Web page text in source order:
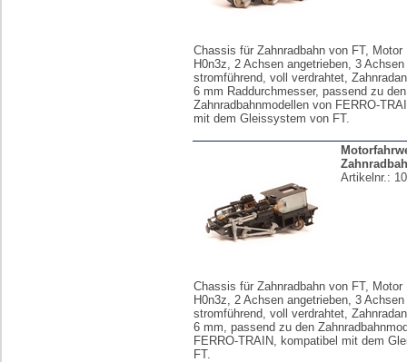
Chassis für Zahnradbahn von FT, Motor
H0n3z, 2 Achsen angetrieben, 3 Achsen
stromführend, voll verdrahtet,
6 mm Raddurchmesser, passend zu den
Zahnradbahnmodellen von FERRO-
mit dem Gleissystem von FT.
Artikelnr.:
Chassis für Zahnradbahn von FT, Motor
H0n3z, 2 Achsen angetrieben, 3 Achsen
stromführend, voll verdrahtet,
6 mm, passend zu den
FERRO-TRAIN, kompatibel mit dem
FT.